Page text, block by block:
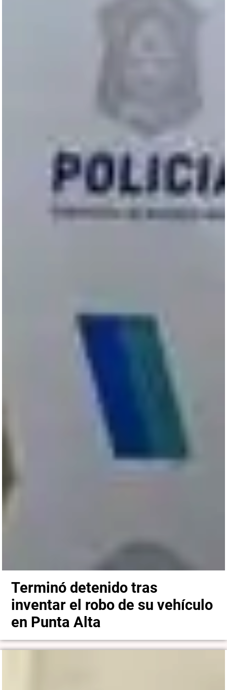
Terminó detenido tras
inventar el robo de su vehículo
en Punta Alta